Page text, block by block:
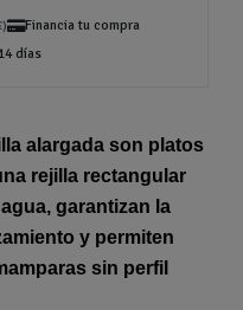
Financia tu compra
días
alargada son platos
rejilla rectangular
garantizan la
y permiten
sin perfil